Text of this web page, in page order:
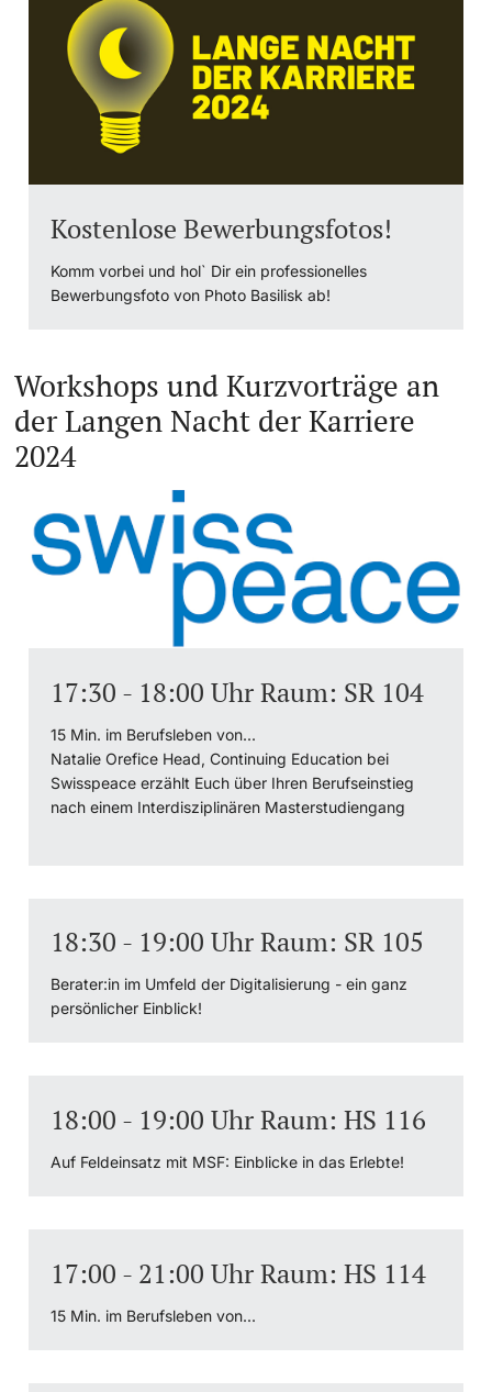
Kostenlose Bewerbungsfotos!
Komm vorbei und hol` Dir ein professionelles
Bewerbungsfoto von Photo Basilisk ab!
Workshops und Kurzvorträge an
der Langen Nacht der Karriere
2024
17:30 - 18:00 Uhr Raum: SR 104
15 Min. im Berufsleben von...
Natalie Orefice Head, Continuing Education bei
Swisspeace erzählt Euch über Ihren Berufseinstieg
nach einem Interdisziplinären Masterstudiengang
18:30 - 19:00 Uhr Raum: SR 105
Berater:in im Umfeld der Digitalisierung - ein ganz
persönlicher Einblick!
18:00 - 19:00 Uhr Raum: HS 116
Auf Feldeinsatz mit MSF: Einblicke in das Erlebte!
17:00 - 21:00 Uhr Raum: HS 114
15 Min. im Berufsleben von...